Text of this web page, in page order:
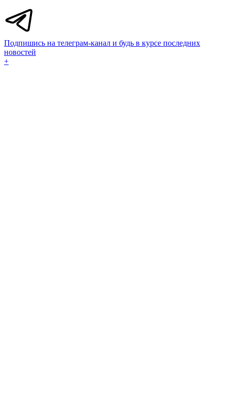
Подпишись на телеграм-канал и будь в курсе последних
новостей
+